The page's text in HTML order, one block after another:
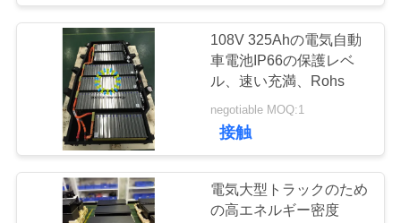
に
NMC電池
108V 325Ahの電気自動
車電池IP66の保護レベ
ル、速い充満、Rohs
negotiable MOQ:1
接触
電気大型トラックのため
の高エネルギー密度